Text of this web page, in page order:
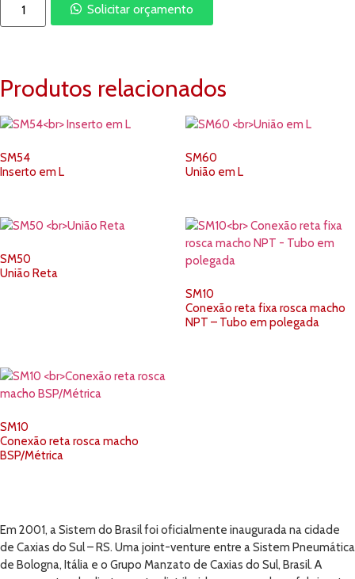
Solicitar orçamento
Produtos relacionados
SM54
Inserto em L
SM60
União em L
SM50
União Reta
SM10
Conexão reta fixa rosca macho
NPT – Tubo em polegada
SM10
Conexão reta rosca macho
BSP/Métrica
Em 2001, a Sistem do Brasil foi oficialmente inaugurada na cidade
de Caxias do Sul – RS. Uma joint-venture entre a Sistem Pneumática
de Bologna, Itália e o Grupo Manzato de Caxias do Sul, Brasil. A